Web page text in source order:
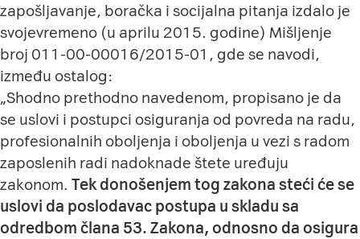
zapošljavanje, boračka i socijalna pitanja izdalo je
svojevremeno (u aprilu 2015. godine) Mišljenje
broj 011-00-00016/2015-01, gde se navodi,
između ostalog:
„Shodno prethodno navedenom, propisano je da
se uslovi i postupci osiguranja od povreda na radu,
profesionalnih oboljenja i oboljenja u vezi s radom
zaposlenih radi nadoknade štete uređuju
zakonom. Tek donošenjem tog zakona steći će se
uslovi da poslodavac postupa u skladu sa
odredbom člana 53. Zakona, odnosno da osigura